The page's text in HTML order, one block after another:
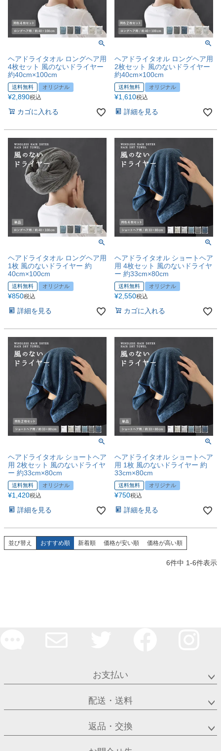
ヘアドライタオル ロングヘア用
4枚セット 風のないドライヤー
約40cm×100cm
送料無料 オリジナル
¥2,890税込
カゴに入れる
ヘアドライタオル ロングヘア用
2枚セット 風のないドライヤー
約40cm×100cm
送料無料 オリジナル
¥1,610税込
詳細を見る
ヘアドライタオル ロングヘア用
1枚 風のないドライヤー 約
40cm×100cm
送料無料 オリジナル
¥850税込
詳細を見る
ヘアドライタオル ショートヘア
用 4枚セット 風のないドライヤ
ー 約33cm×80cm
送料無料 オリジナル
¥2,550税込
カゴに入れる
ヘアドライタオル ショートヘア
用 2枚セット 風のないドライヤ
ー 約33cm×80cm
送料無料 オリジナル
¥1,420税込
詳細を見る
ヘアドライタオル ショートヘア
用 1枚 風のないドライヤー 約
33cm×80cm
送料無料 オリジナル
¥750税込
詳細を見る
並び替え おすすめ順 新着順 価格が安い順 価格が高い順
6件中 1-6件表示
お支払い
配送・送料
返品・交換